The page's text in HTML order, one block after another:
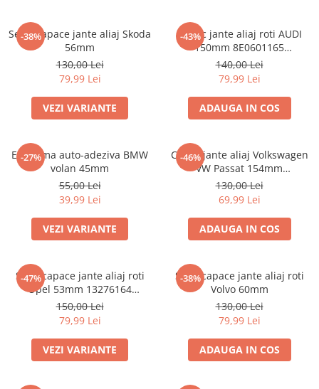
-38%
Set 4 Capace jante aliaj Skoda
56mm
130,00 Lei
79,99 Lei
VEZI VARIANTE
-43%
Capac jante aliaj roti AUDI
150mm 8E0601165
(8ED601165 )
140,00 Lei
79,99 Lei
ADAUGA IN COS
-27%
Emblema auto-adeziva BMW
volan 45mm
55,00 Lei
39,99 Lei
VEZI VARIANTE
-46%
Capac jante aliaj Volkswagen
VW Passat 154mm
1K0601149EQZQ
130,00 Lei
69,99 Lei
ADAUGA IN COS
-47%
Set 4 capace jante aliaj roti
Opel 53mm 13276164
467597050
150,00 Lei
79,99 Lei
VEZI VARIANTE
-38%
Set 4 capace jante aliaj roti
Volvo 60mm
130,00 Lei
79,99 Lei
ADAUGA IN COS